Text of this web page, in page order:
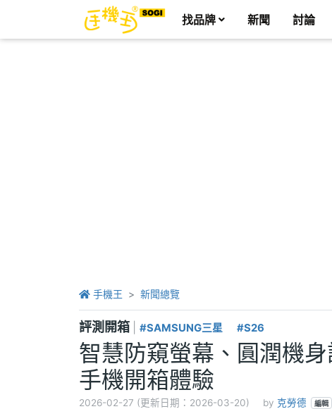
找品牌 新聞 討論
手機王 新聞總覽
評測開箱 #SAMSUNG三星 #S26
智慧防窺螢幕、圓潤機
手機開箱體驗
2026-02-27 (更新日期：2026-03-20) by 克勞德 編輯